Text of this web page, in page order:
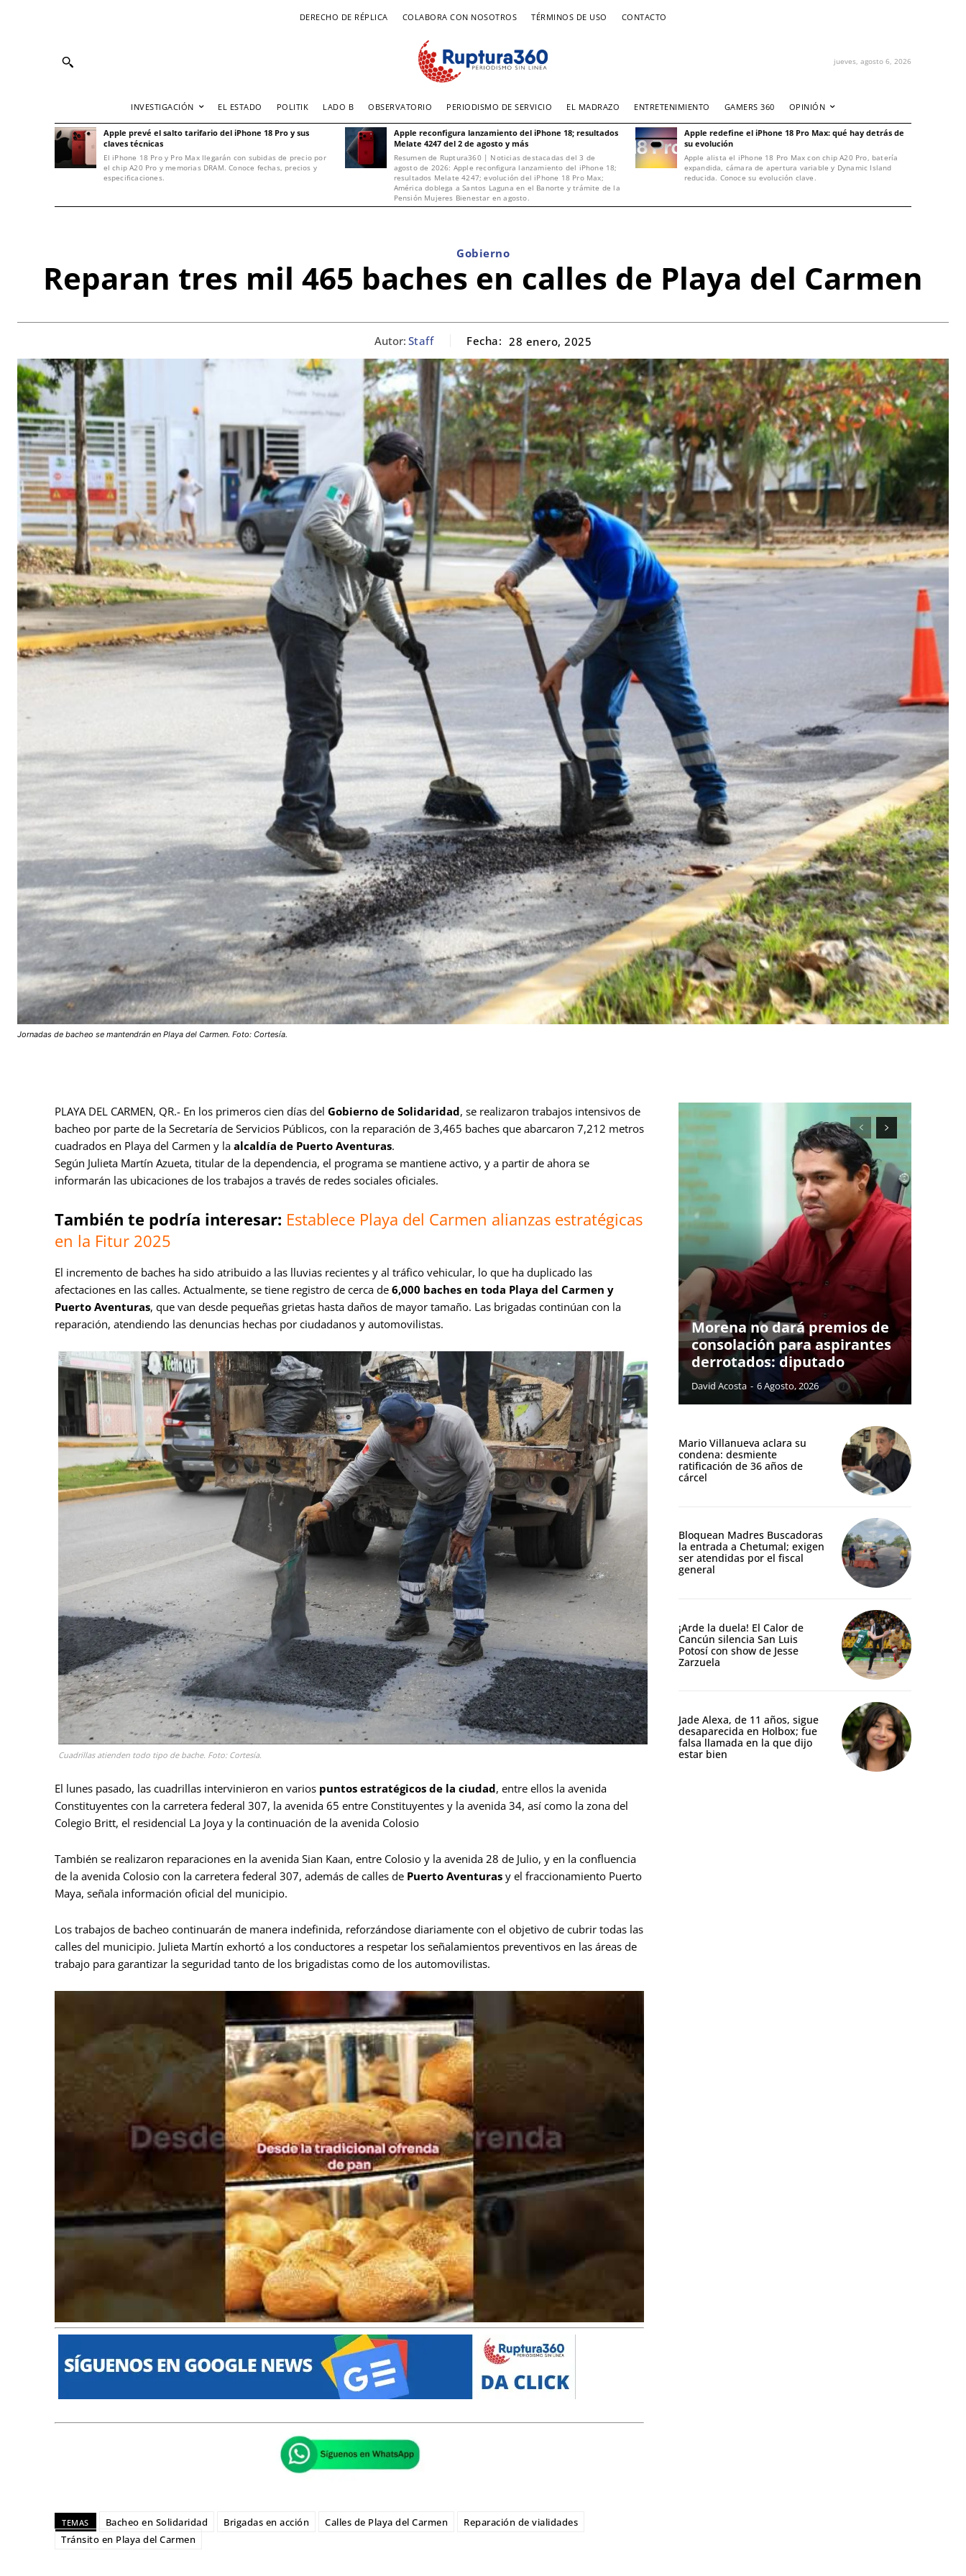
DERECHO DE RÉPLICA COLABORA CON NOSOTROS TÉRMINOS DE USO CONTACTO
jueves, agosto 6, 2026
INVESTIGACIÓN EL ESTADO POLITIK LADO B OBSERVATORIO PERIODISMO DE SERVICIO EL MADRAZO ENTRETENIMIENTO GAMERS 360 OPINIÓN
Apple prevé el salto tarifario del iPhone 18 Pro y sus
claves técnicas
El iPhone 18 Pro y Pro Max llegarán con subidas de precio por
el chip A20 Pro y memorias DRAM. Conoce fechas, precios y
especificaciones.
Apple reconfigura lanzamiento del iPhone 18; resultados
Melate 4247 del 2 de agosto y más
Resumen de Ruptura360 | Noticias destacadas del 3 de
agosto de 2026: Apple reconfigura lanzamiento del iPhone 18;
resultados Melate 4247; evolución del iPhone 18 Pro Max;
América doblega a Santos Laguna en el Banorte y trámite de la
Pensión Mujeres Bienestar en agosto.
Apple redefine el iPhone 18 Pro Max: qué hay detrás de
su evolución
Apple alista el iPhone 18 Pro Max con chip A20 Pro, batería
expandida, cámara de apertura variable y Dynamic Island
reducida. Conoce su evolución clave.
Gobierno
Reparan tres mil 465 baches en calles de Playa del Carmen
Autor: Staff Fecha: 28 enero, 2025
Jornadas de bacheo se mantendrán en Playa del Carmen. Foto: Cortesía.
PLAYA DEL CARMEN, QR.- En los primeros cien días del Gobierno de Solidaridad, se realizaron trabajos intensivos de
bacheo por parte de la Secretaría de Servicios Públicos, con la reparación de 3,465 baches que abarcaron 7,212 metros
cuadrados en Playa del Carmen y la alcaldía de Puerto Aventuras.
Según Julieta Martín Azueta, titular de la dependencia, el programa se mantiene activo, y a partir de ahora se
informarán las ubicaciones de los trabajos a través de redes sociales oficiales.
También te podría interesar: Establece Playa del Carmen alianzas estratégicas
en la Fitur 2025
El incremento de baches ha sido atribuido a las lluvias recientes y al tráfico vehicular, lo que ha duplicado las
afectaciones en las calles. Actualmente, se tiene registro de cerca de 6,000 baches en toda Playa del Carmen y
Puerto Aventuras, que van desde pequeñas grietas hasta daños de mayor tamaño. Las brigadas continúan con la
reparación, atendiendo las denuncias hechas por ciudadanos y automovilistas.
Cuadrillas atienden todo tipo de bache. Foto: Cortesía.
El lunes pasado, las cuadrillas intervinieron en varios puntos estratégicos de la ciudad, entre ellos la avenida
Constituyentes con la carretera federal 307, la avenida 65 entre Constituyentes y la avenida 34, así como la zona del
Colegio Britt, el residencial La Joya y la continuación de la avenida Colosio
También se realizaron reparaciones en la avenida Sian Kaan, entre Colosio y la avenida 28 de Julio, y en la confluencia
de la avenida Colosio con la carretera federal 307, además de calles de Puerto Aventuras y el fraccionamiento Puerto
Maya, señala información oficial del municipio.
Los trabajos de bacheo continuarán de manera indefinida, reforzándose diariamente con el objetivo de cubrir todas las
calles del municipio. Julieta Martín exhortó a los conductores a respetar los señalamientos preventivos en las áreas de
trabajo para garantizar la seguridad tanto de los brigadistas como de los automovilistas.
TEMAS Bacheo en Solidaridad Brigadas en acción Calles de Playa del Carmen
Reparación de vialidades
Tránsito en Playa del Carmen
Morena no dará premios de
consolación para aspirantes
derrotados: diputado
David Acosta - 6 Agosto, 2026
Mario Villanueva aclara su
condena: desmiente
ratificación de 36 años de
cárcel
Bloquean Madres Buscadoras
la entrada a Chetumal; exigen
ser atendidas por el fiscal
general
¡Arde la duela! El Calor de
Cancún silencia San Luis
Potosí con show de Jesse
Zarzuela
Jade Alexa, de 11 años, sigue
desaparecida en Holbox; fue
falsa llamada en la que dijo
estar bien